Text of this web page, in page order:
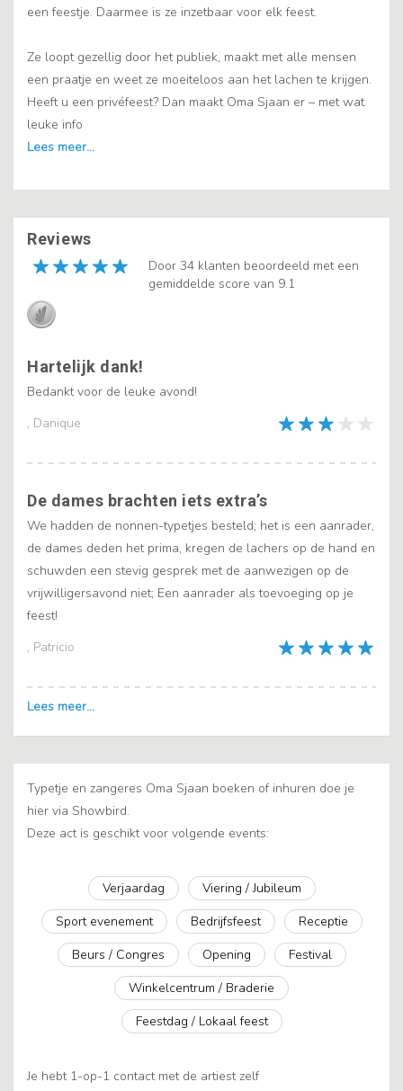
een feestje. Daarmee is ze inzetbaar voor elk feest.
Ze loopt gezellig door het publiek, maakt met alle mensen
een praatje en weet ze moeiteloos aan het lachen te krijgen.
Heeft u een privéfeest? Dan maakt Oma Sjaan er – met wat
leuke info
Reviews
Door 34 klanten beoordeeld met een
gemiddelde score van 9.1
, Danique
Hartelijk dank!
Bedankt voor de leuke avond!
, Patricio
De dames brachten iets extra’s
We hadden de nonnen-typetjes besteld; het is een aanrader,
de dames deden het prima, kregen de lachers op de hand en
schuwden een stevig gesprek met de aanwezigen op de
vrijwilligersavond niet; Een aanrader als toevoeging op je
feest!
Typetje en zangeres Oma Sjaan boeken of inhuren doe je
hier via Showbird.
Deze act is geschikt voor volgende events:
Verjaardag
Viering / Jubileum
Sport evenement
Bedrijfsfeest
Receptie
Beurs / Congres
Opening
Festival
Winkelcentrum / Braderie
Feestdag / Lokaal feest
Je hebt 1-op-1 contact met de artiest zelf